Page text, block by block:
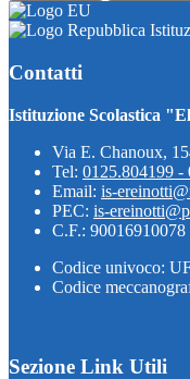
Contatti
Istituzione Scolastica
Via E. Chanoux,
Tel: 0125.804199 -
Email: is-
PEC: is-
C.F.: 90016910078
Codice univoco:
Codice
Sezione Link Utili